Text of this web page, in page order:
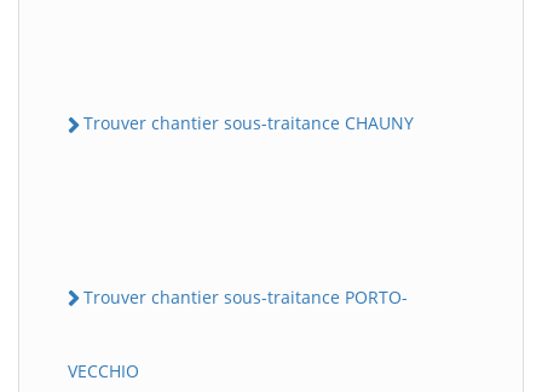
Trouver chantier sous-traitance CHAUNY
Trouver chantier sous-traitance PORTO-
VECCHIO